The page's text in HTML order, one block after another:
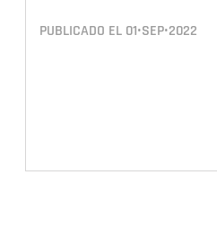
PUBLICADO EL 01•SEP•2022